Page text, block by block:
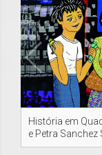
História em
e Petra Sanchez